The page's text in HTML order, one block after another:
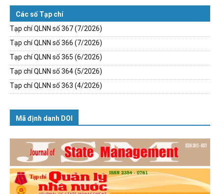
Các số Tạp chí
Tạp chí QLNN số 367 (7/2026)
Tạp chí QLNN số 366 (7/2026)
Tạp chí QLNN số 365 (6/2026)
Tạp chí QLNN số 364 (5/2026)
Tạp chí QLNN số 363 (4/2026)
Mã định danh DOI